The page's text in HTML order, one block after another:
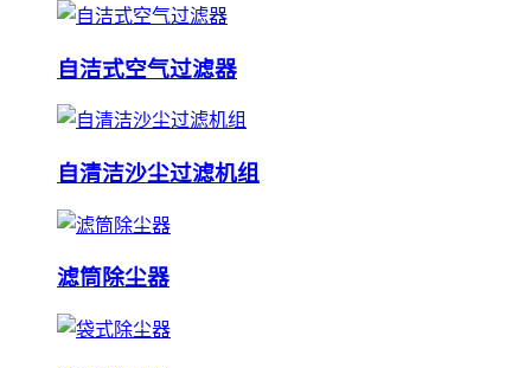
自洁式空气过滤器
自清洁沙尘过滤机组
滤筒除尘器